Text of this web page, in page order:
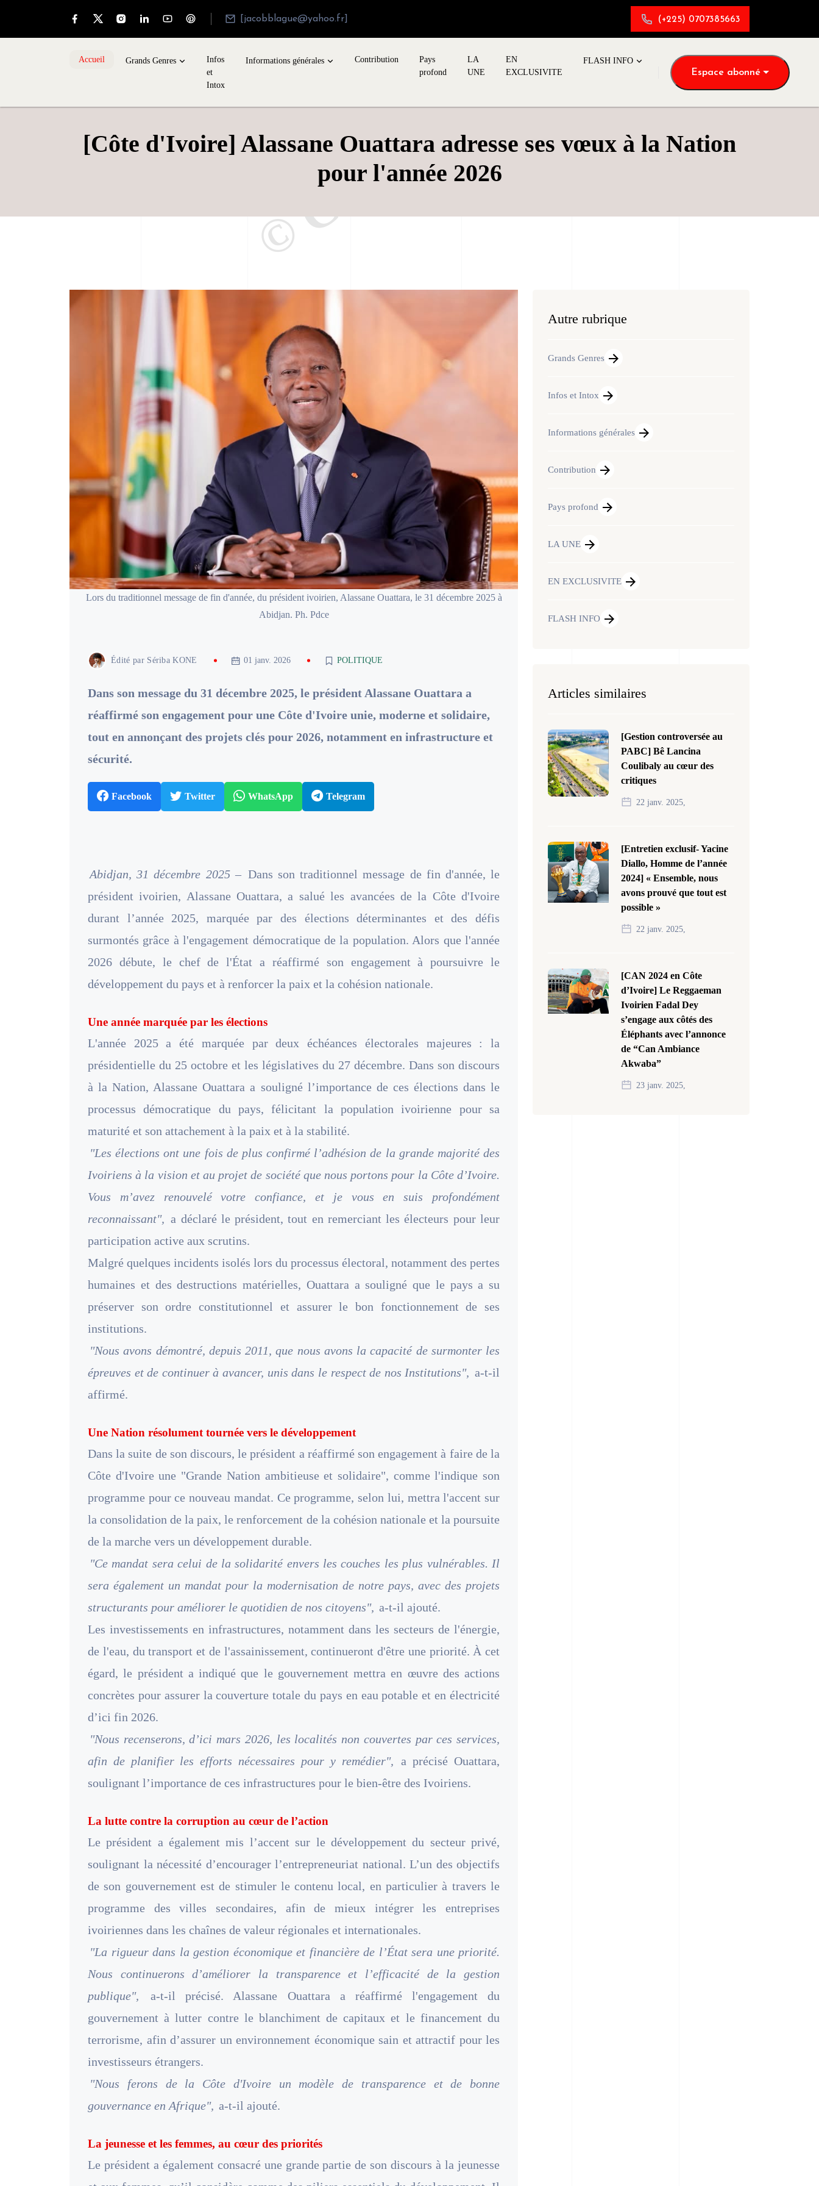
[jacobblague@yahoo.fr] (+225) 0707385663
Accueil Grands Genres
Infos
et
Intox
Informations générales Contribution
Pays
profond
LA
UNE
EN
EXCLUSIVITE
FLASH INFO
Espace abonné
[Côte d'Ivoire] Alassane Ouattara adresse ses vœux à la Nation
pour l'année 2026
Lors du traditionnel message de fin d'année, du président ivoirien, Alassane Ouattara, le 31 décembre 2025 à
Abidjan. Ph. Pdce
Édité par Sériba KONE 01 janv. 2026 POLITIQUE
Dans son message du 31 décembre 2025, le président Alassane Ouattara a
réaffirmé son engagement pour une Côte d'Ivoire unie, moderne et solidaire,
tout en annonçant des projets clés pour 2026, notamment en infrastructure et
sécurité.
Facebook Twitter WhatsApp Telegram
Abidjan, 31 décembre 2025 – Dans son traditionnel message de fin d'année, le
président ivoirien, Alassane Ouattara, a salué les avancées de la Côte d'Ivoire
durant l’année 2025, marquée par des élections déterminantes et des défis
surmontés grâce à l'engagement démocratique de la population. Alors que l'année
2026 débute, le chef de l'État a réaffirmé son engagement à poursuivre le
développement du pays et à renforcer la paix et la cohésion nationale.
Une année marquée par les élections
L'année 2025 a été marquée par deux échéances électorales majeures : la
présidentielle du 25 octobre et les législatives du 27 décembre. Dans son discours
à la Nation, Alassane Ouattara a souligné l’importance de ces élections dans le
processus démocratique du pays, félicitant la population ivoirienne pour sa
maturité et son attachement à la paix et à la stabilité.
"Les élections ont une fois de plus confirmé l’adhésion de la grande majorité des
Ivoiriens à la vision et au projet de société que nous portons pour la Côte d’Ivoire.
Vous m’avez renouvelé votre confiance, et je vous en suis profondément
reconnaissant", a déclaré le président, tout en remerciant les électeurs pour leur
participation active aux scrutins.
Malgré quelques incidents isolés lors du processus électoral, notamment des pertes
humaines et des destructions matérielles, Ouattara a souligné que le pays a su
préserver son ordre constitutionnel et assurer le bon fonctionnement de ses
institutions.
"Nous avons démontré, depuis 2011, que nous avons la capacité de surmonter les
épreuves et de continuer à avancer, unis dans le respect de nos Institutions", a-t-il
affirmé.
Une Nation résolument tournée vers le développement
Dans la suite de son discours, le président a réaffirmé son engagement à faire de la
Côte d'Ivoire une "Grande Nation ambitieuse et solidaire", comme l'indique son
programme pour ce nouveau mandat. Ce programme, selon lui, mettra l'accent sur
la consolidation de la paix, le renforcement de la cohésion nationale et la poursuite
de la marche vers un développement durable.
"Ce mandat sera celui de la solidarité envers les couches les plus vulnérables. Il
sera également un mandat pour la modernisation de notre pays, avec des projets
structurants pour améliorer le quotidien de nos citoyens", a-t-il ajouté.
Les investissements en infrastructures, notamment dans les secteurs de l'énergie,
de l'eau, du transport et de l'assainissement, continueront d'être une priorité. À cet
égard, le président a indiqué que le gouvernement mettra en œuvre des actions
concrètes pour assurer la couverture totale du pays en eau potable et en électricité
d’ici fin 2026.
"Nous recenserons, d’ici mars 2026, les localités non couvertes par ces services,
afin de planifier les efforts nécessaires pour y remédier", a précisé Ouattara,
soulignant l’importance de ces infrastructures pour le bien-être des Ivoiriens.
La lutte contre la corruption au cœur de l’action
Le président a également mis l’accent sur le développement du secteur privé,
soulignant la nécessité d’encourager l’entrepreneuriat national. L’un des objectifs
de son gouvernement est de stimuler le contenu local, en particulier à travers le
programme des villes secondaires, afin de mieux intégrer les entreprises
ivoiriennes dans les chaînes de valeur régionales et internationales.
"La rigueur dans la gestion économique et financière de l’État sera une priorité.
Nous continuerons d’améliorer la transparence et l’efficacité de la gestion
publique",
a-t-il précisé. Alassane Ouattara a réaffirmé l'engagement du
gouvernement à lutter contre le blanchiment de capitaux et le financement du
terrorisme, afin d’assurer un environnement économique sain et attractif pour les
investisseurs étrangers.
"Nous ferons de la Côte d'Ivoire un modèle de transparence et de bonne
gouvernance en Afrique", a-t-il ajouté.
La jeunesse et les femmes, au cœur des priorités
Le président a également consacré une grande partie de son discours à la jeunesse
Autre rubrique
Grands Genres
Infos et Intox
Informations générales
Contribution
Pays profond
LA UNE
EN EXCLUSIVITE
FLASH INFO
Articles similaires
[Gestion controversée au
PABC] Bê Lancina
Coulibaly au cœur des
critiques
22 janv. 2025,
[Entretien exclusif- Yacine
Diallo, Homme de l’année
2024] « Ensemble, nous
avons prouvé que tout est
possible »
22 janv. 2025,
[CAN 2024 en Côte
d’Ivoire] Le Reggaeman
Ivoirien Fadal Dey
s’engage aux côtés des
Éléphants avec l’annonce
de “Can Ambiance
Akwaba”
23 janv. 2025,